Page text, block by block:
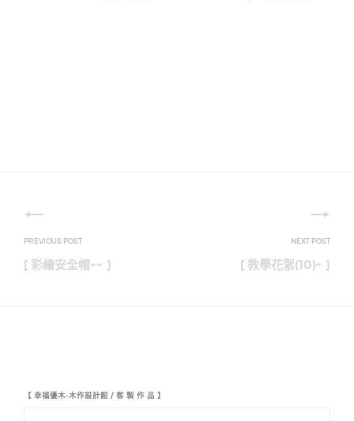
文
章[ 彩繪安全帽~~ ] [ 教學花絮(10)~ ]
【 幸福優木-木作設計館 / 客 製 作 品 】